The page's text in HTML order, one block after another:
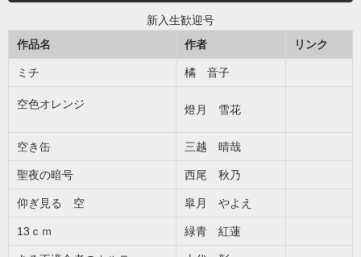
新入生歓迎号
作品名
作者 リンク
ミチ 橘 音子
空色オレンジ 燈月 雪花
空き缶 三越 晴哉
聖夜の暗号 西尾 秋乃
仰ぎ見る 空 皐月 やよえ
13ｃｍ 緑青 紅蓮